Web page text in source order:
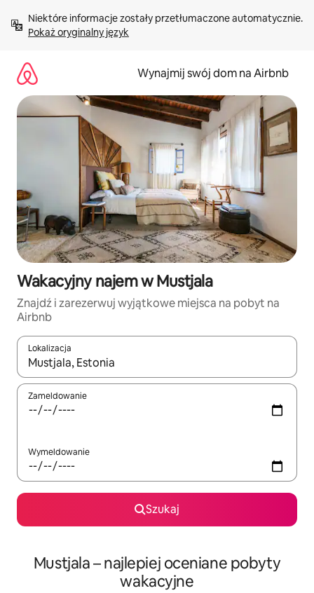
treści Pokaż oryginalny język
Wynajmij swój dom na Airbnb
Wakacyjny najem w Mustjala
Znajdź i zarezerwuj wyjątkowe miejsca na pobyt na
Airbnb
Lokalizacja
Gdy wyniki będą dostępne, możesz poruszać się po nich za
Zameldowanie
Wymeldowanie
Szukaj
Mustjala – najlepiej oceniane pobyty
wakacyjne